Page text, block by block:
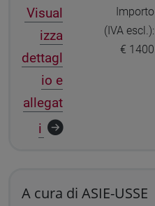
Visual
izza
dettagl
io e
allegat
i
Importo
(IVA escl.):
€ 1400
A cura di ASIE-USSE